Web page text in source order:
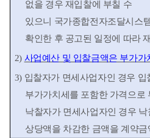
없을 경우 재입찰에 부칠 수
있으니 국가종합전자조달시스
확인한 후 공고된 일정에 따라
2) 사업예산 및 입찰금액은 부가가
3) 입찰자가 면세사업자인 경우 입
부가가치세를 포함한 가격으로
낙찰자가 면세사업자인 경우 낙
상당액을 차감한 금액을 계약금